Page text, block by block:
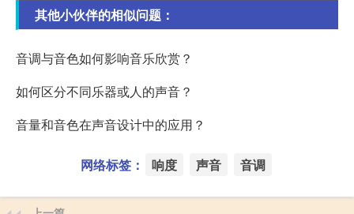
其他小伙伴的相似问题：
音调与音色如何影响音乐欣赏？
如何区分不同乐器或人的声音？
音量和音色在声音设计中的应用？
网络标签： 响度 声音 音调